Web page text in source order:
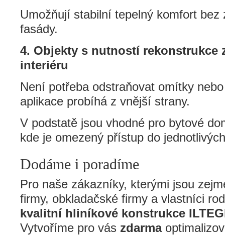
Umožňují stabilní tepelný komfort
fasády.
4. Objekty s nutností rekonstrukce
interiéru
Není potřeba odstraňovat omítky
aplikace probíhá z vnější strany.
V podstatě jsou vhodné pro bytové
kde je omezený přístup do
Dodáme i poradíme
Pro naše zákazníky, kterými jsou
firmy, obkladačské firmy a vlastníci
kvalitní hliníkové konstrukce
Vytvoříme pro vás zdarma